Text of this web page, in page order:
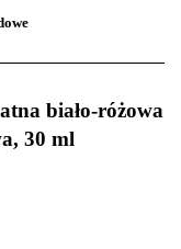
biało-różowa
30 ml